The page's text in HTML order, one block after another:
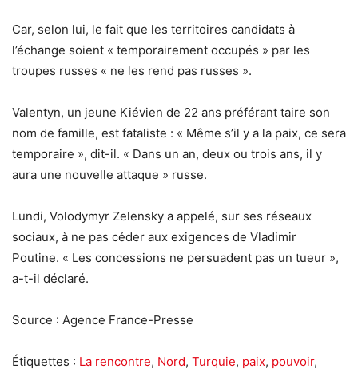
Car, selon lui, le fait que les territoires candidats à
l’échange soient « temporairement occupés » par les
troupes russes « ne les rend pas russes ».
Valentyn, un jeune Kiévien de 22 ans préférant taire son
nom de famille, est fataliste : « Même s’il y a la paix, ce sera
temporaire », dit-il. « Dans un an, deux ou trois ans, il y
aura une nouvelle attaque » russe.
Lundi, Volodymyr Zelensky a appelé, sur ses réseaux
sociaux, à ne pas céder aux exigences de Vladimir
Poutine. « Les concessions ne persuadent pas un tueur »,
a-t-il déclaré.
Source : Agence France-Presse
Étiquettes : La rencontre, Nord, Turquie, paix, pouvoir,